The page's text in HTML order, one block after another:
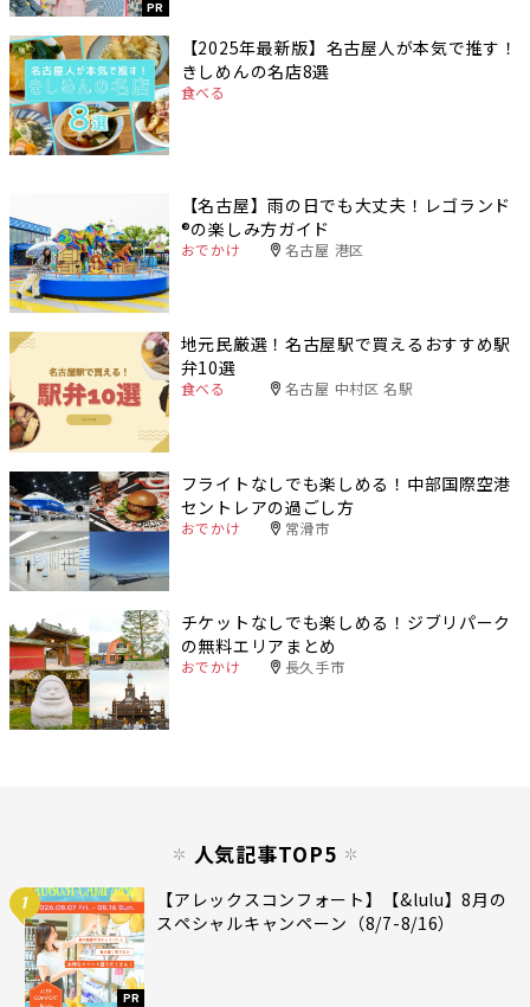
PR
【2025年最新版】名古屋人が本気で推す！
きしめんの名店8選
食べる
【名古屋】雨の日でも大丈夫！レゴランド
®️の楽しみ方ガイド
おでかけ 名古屋 港区
地元民厳選！名古屋駅で買えるおすすめ駅
弁10選
食べる 名古屋 中村区 名駅
フライトなしでも楽しめる！中部国際空港
セントレアの過ごし方
おでかけ 常滑市
チケットなしでも楽しめる！ジブリパーク
の無料エリアまとめ
おでかけ 長久手市
人気記事TOP5
1
PR
【アレックスコンフォート】【&lulu】8月の
スペシャルキャンペーン（8/7-8/16）